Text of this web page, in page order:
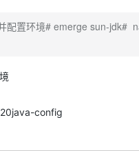
配置环境# emerge sun-jdk#
config